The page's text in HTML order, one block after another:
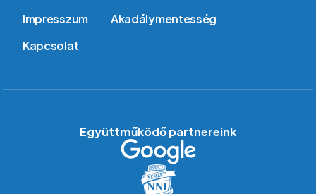
Impresszum
Akadálymentesség
Kapcsolat
Együttműködő partnereink